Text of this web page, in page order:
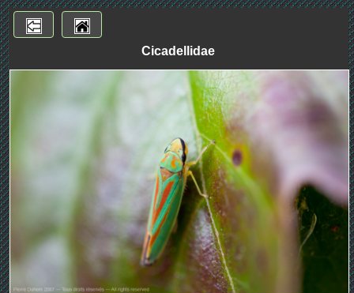
Cicadellidae